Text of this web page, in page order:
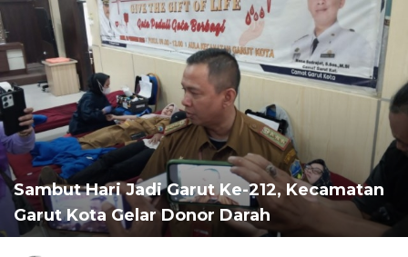
Sambut Hari Jadi Garut Ke-212, Kecamatan
Garut Kota Gelar Donor Darah